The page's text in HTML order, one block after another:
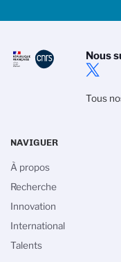
Nous
Tous
NAVIGUER
À propos
Recherche
Innovation
International
Talents
Gestion des
La politique de gestion